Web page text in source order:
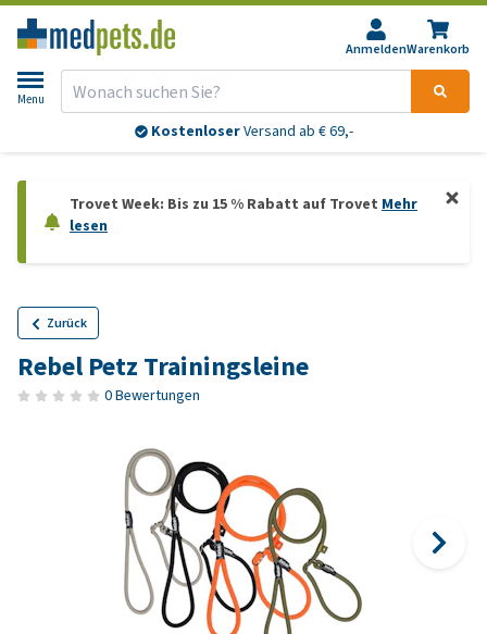
AnmeldenWarenkorb
Menu
KostenloserVersand ab € 69,-
Trovet Week: Bis zu 15 % Rabatt auf Trovet Mehr
lesen
Zurück
Rebel Petz Trainingsleine
0 Bewertungen